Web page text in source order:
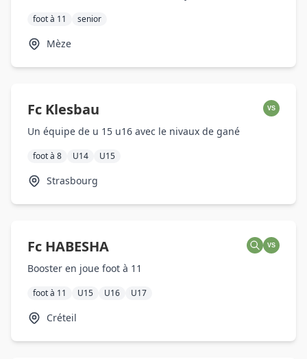
foot à 11 senior
Mèze
Fc Klesbau VS
Un équipe de u 15 u16 avec le nivaux de gané
foot à 8 U14 U15
Strasbourg
Fc HABESHA VS
Booster en joue foot à 11
foot à 11 U15 U16 U17
Créteil